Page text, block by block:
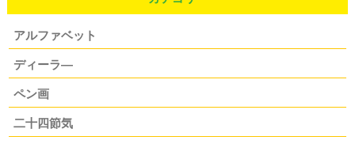
アルファベット
ディーラ―
ペン画
二十四節気